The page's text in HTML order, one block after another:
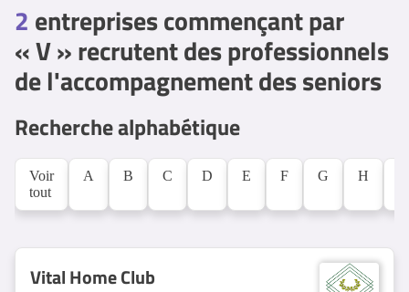
2 entreprises commençant par
« V » recrutent des professionnels
de l'accompagnement des seniors
Recherche alphabétique
Voir
tout
A B C D E F G H
Vital Home Club